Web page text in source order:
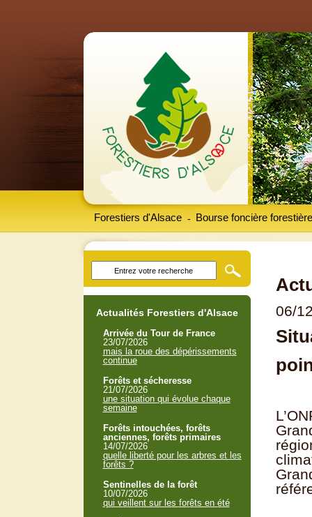
Forestiers d'Alsace Bourse foncière forestière
-
06/
Actualités Forestiers d'Alsace
Arrivée du Tour de France
23/07/2026
mais la roue des dépérissements
continue
Forêts et sécheresse
21/07/2026
une situation qui évolue chaque
semaine
Forêts intouchées, forêts
anciennes, forêts primaires
14/07/2026
quelle liberté pour les arbres et les
forêts ?
Sentinelles de la forêt
10/07/2026
qui veillent sur les forêts en été